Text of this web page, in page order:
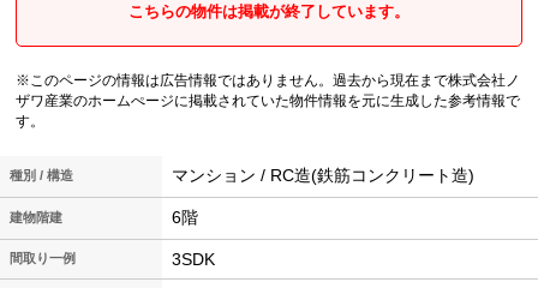
こちらの物件は掲載が終了しています。
※このページの情報は広告情報ではありません。過去から現在まで株式会社ノ
ザワ産業のホームぺージに掲載されていた物件情報を元に生成した参考情報で
す。
種別 / 構造 マンション / RC造(鉄筋コンクリート造)
建物階建 6階
間取り一例 3SDK